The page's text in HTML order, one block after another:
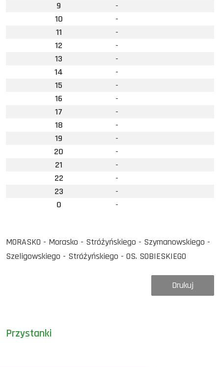
Przystanki
9
-
10
-
11
-
12
-
13
-
14
-
15
-
16
-
17
-
18
-
19
-
20
-
21
-
22
-
23
-
0
-
MORASKO - Morasko - Stróżyńskiego - Szymanowskiego -
Szeligowskiego - Stróżyńskiego - OS. SOBIESKIEGO
Drukuj